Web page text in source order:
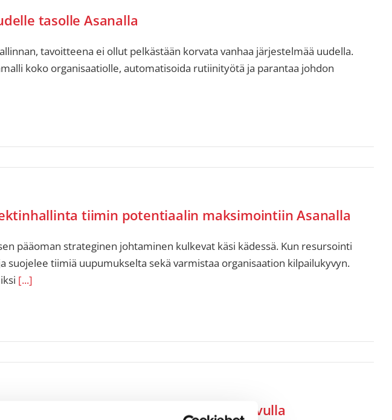
tasolle Asanalla
tavoitteena ei ollut pelkästään korvata vanhaa järjestelmää uudella.
koko organisaatiolle, automatisoida rutiinityötä ja parantaa johdon
tiimin potentiaalin maksimointiin Asanalla
pääoman strateginen johtaminen kulkevat käsi kädessä. Kun resursointi
suojelee tiimiä uupumukselta sekä varmistaa organisaation kilpailukyvyn.
[...]
markkinoille nopeammin Asanan avulla